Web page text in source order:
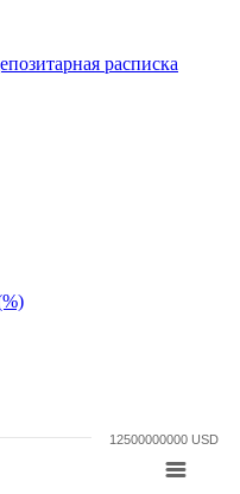
расписка
12500000000 USD